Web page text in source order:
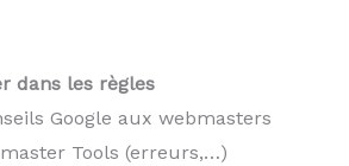
dans les règles
Google aux webmasters
Tools (erreurs,…)